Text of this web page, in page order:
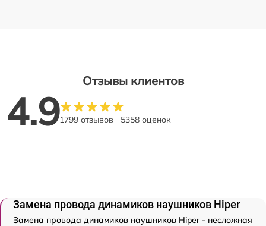
Отзывы клиентов
4.91799 отзывов 5358 оценок
Замена провода динамиков наушников Hiper
Замена провода динамиков наушников Hiper - несложная